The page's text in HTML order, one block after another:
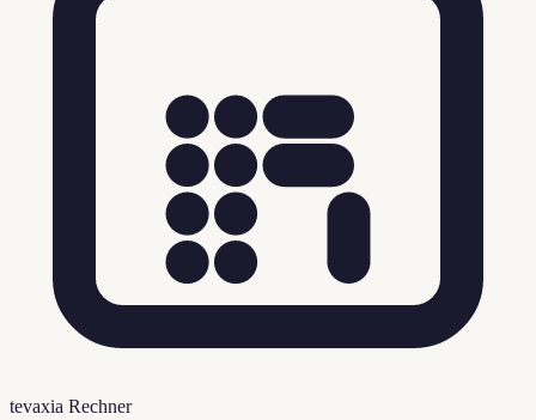
tevaxia Rechner